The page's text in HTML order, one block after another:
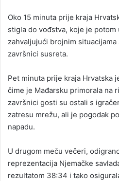
Oko 15 minuta prije kraja
stigla do vođstva, koje je
zahvaljujući brojnim situacijama
završnici susreta.
Pet minuta prije kraja Hrvatska
čime je Mađarsku primorala na
završnici gosti su ostali s
zatresu mrežu, ali je pogodak
napadu.
U drugom meču večeri,
reprezentacija Njemačke
rezultatom 38:34 i tako